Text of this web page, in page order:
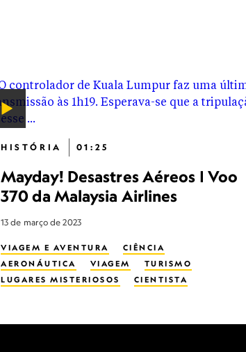
HISTÓRIA 01:25
Mayday! Desastres Aéreos | Voo
370 da Malaysia Airlines
13 de março de 2023
VIAGEM E AVENTURA
CIÊNCIA
AERONÁUTICA
VIAGEM
TURISMO
LUGARES MISTERIOSOS
CIENTISTA